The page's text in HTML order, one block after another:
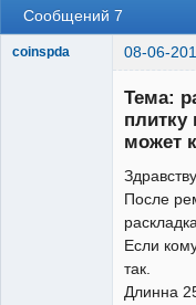
Сообщений 7
coinspda 08-06-
Тема:
плитку
может
После
Если
так.
Длинна